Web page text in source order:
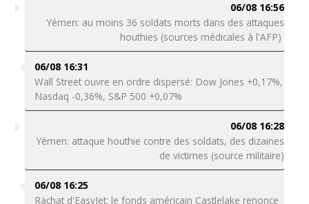
06/08 16:56
Yémen: au moins 36 soldats morts dans des attaques
houthies (sources médicales à l'AFP)
06/08 16:31
Wall Street ouvre en ordre dispersé: Dow Jones +0,17%,
Nasdaq -0,36%, S&P 500 +0,07%
06/08 16:28
Yémen: attaque houthie contre des soldats, des dizaines
de victimes (source militaire)
06/08 16:25
Rachat d'EasyJet: le fonds américain Castlelake renonce